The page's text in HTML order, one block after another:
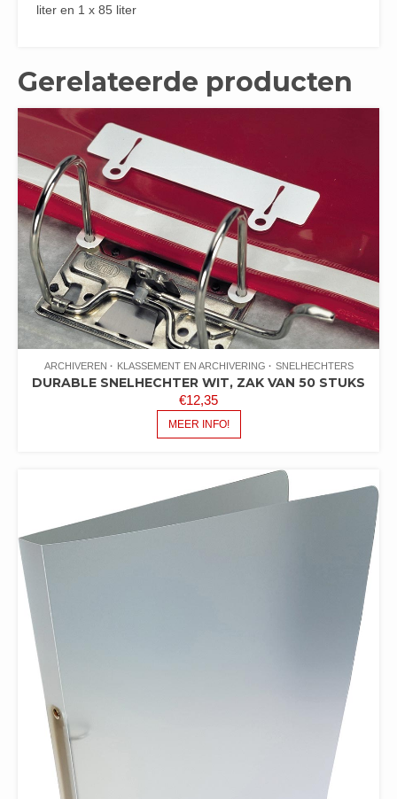
liter en 1 x 85 liter
Gerelateerde producten
ARCHIVEREN KLASSEMENT EN ARCHIVERING SNELHECHTERS
DURABLE SNELHECHTER WIT, ZAK VAN 50 STUKS
€12,35
MEER INFO!